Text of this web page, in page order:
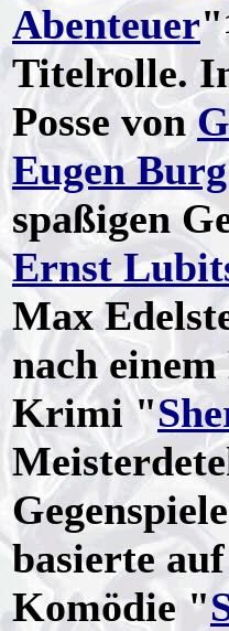
Abenteuer"
Titelrolle.
Posse von
Eugen Burg
spaßigen
Ernst
Max
nach
Krimi "
basierte
Komödie "